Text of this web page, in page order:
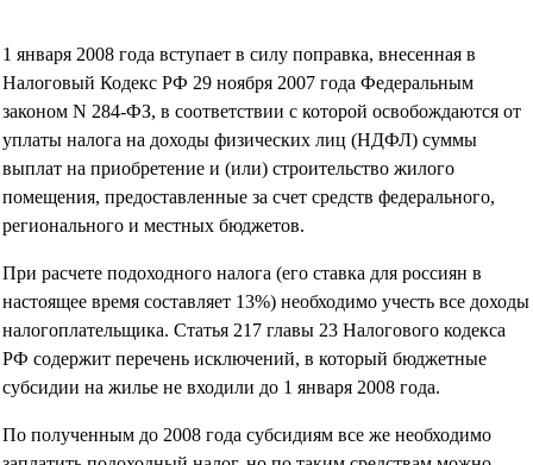
1 января 2008 года вступает в силу поправка, внесенная в
Налоговый Кодекс РФ 29 ноября 2007 года Федеральным
законом N 284-ФЗ, в соответствии с которой освобождаются от
уплаты налога на доходы физических лиц (НДФЛ) суммы
выплат на приобретение и (или) строительство жилого
помещения, предоставленные за счет средств федерального,
регионального и местных бюджетов.
При расчете подоходного налога (его ставка для россиян в
настоящее время составляет 13%) необходимо учесть все доходы
налогоплательщика. Статья 217 главы 23 Налогового кодекса
РФ содержит перечень исключений, в который бюджетные
субсидии на жилье не входили до 1 января 2008 года.
По полученным до 2008 года субсидиям все же необходимо